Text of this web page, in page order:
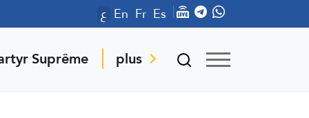
ع En Fr Es
Suprême plus